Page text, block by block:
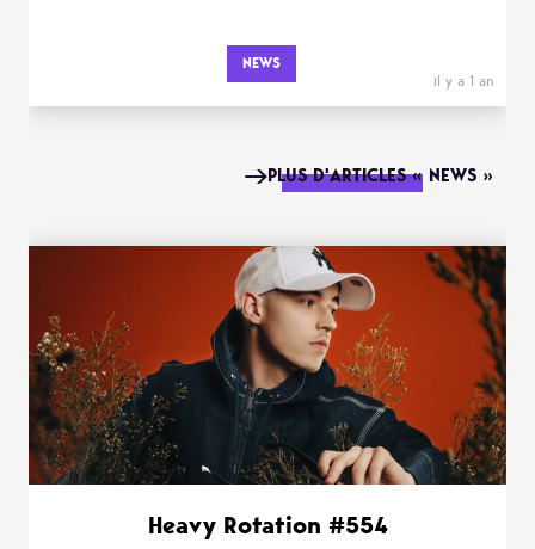
NEWS
il y a 1 an
PLUS D'ARTICLES « NEWS »
Heavy Rotation #554